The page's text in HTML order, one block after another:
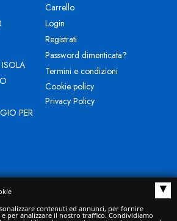
PER
Carrello
Login
Registrati
Password dimenticata?
Termini e condizioni
Cookie policy
Privacy Policy
- Domicilio digitale/PEC
▴
contenuti ed annunci, per fornire
per analizzare il nostro traffico. Condividiamo